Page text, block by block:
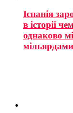
Іспанія
в історії
однаково